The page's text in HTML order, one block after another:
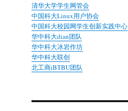
清华大学学生网管会
中国科大Linux用户协会
中国科大校园网学生创新实践中心
华中科大dian团队
华中科大冰岩作坊
华中科大联创
北工商iBTBU团队